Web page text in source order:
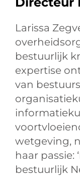
Larissa
bestuurlijk
expertise
van
wetgeving,
haar passie:
bestuurlijk